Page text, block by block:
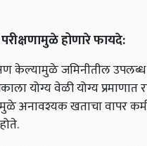
परीक्षणामुळेहोणारेफायदे:
केल्यामुळे जमिनीतील उपलब्ध
योग्य वेळी योग्य
अनावश्यक खताचा वापर